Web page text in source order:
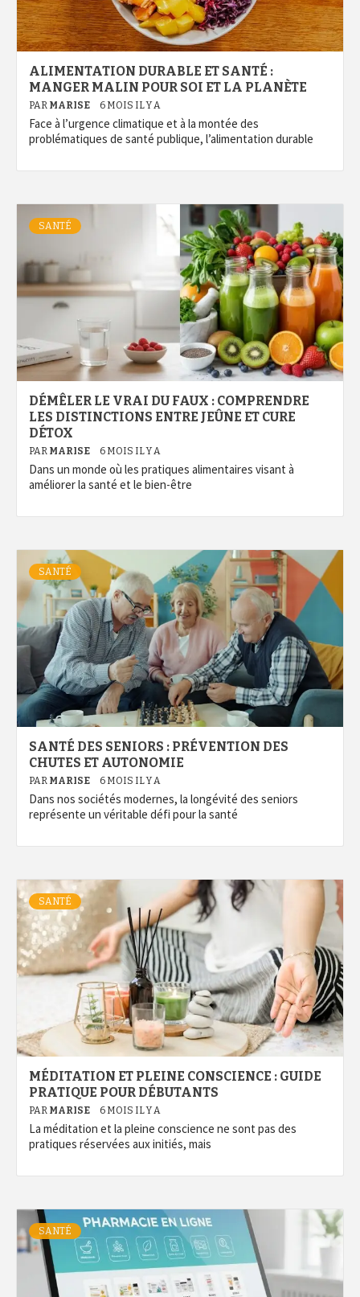
ALIMENTATION DURABLE ET SANTÉ :
MANGER MALIN POUR SOI ET LA PLANÈTE
PAR MARISE 6 MOIS IL Y A
Face à l’urgence climatique et à la montée des
problématiques de santé publique, l’alimentation durable
SANTÉ
DÉMÊLER LE VRAI DU FAUX : COMPRENDRE
LES DISTINCTIONS ENTRE JEÛNE ET CURE
DÉTOX
PAR MARISE 6 MOIS IL Y A
Dans un monde où les pratiques alimentaires visant à
améliorer la santé et le bien-être
SANTÉ
SANTÉ DES SENIORS : PRÉVENTION DES
CHUTES ET AUTONOMIE
PAR MARISE 6 MOIS IL Y A
Dans nos sociétés modernes, la longévité des seniors
représente un véritable défi pour la santé
SANTÉ
MÉDITATION ET PLEINE CONSCIENCE : GUIDE
PRATIQUE POUR DÉBUTANTS
PAR MARISE 6 MOIS IL Y A
La méditation et la pleine conscience ne sont pas des
pratiques réservées aux initiés, mais
SANTÉ